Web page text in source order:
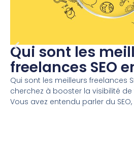
Qui sont les
freelances SEO
Qui sont les meilleurs freelances
cherchez à booster la visibilité
Vous avez entendu parler du